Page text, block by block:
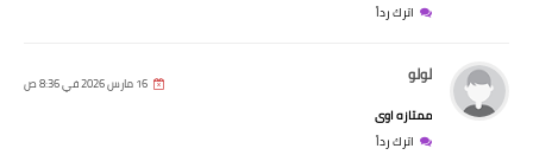
اترك رداً
لولو 16 مارس 2026 في 8:36 ص
ممتازه اوى
اترك رداً